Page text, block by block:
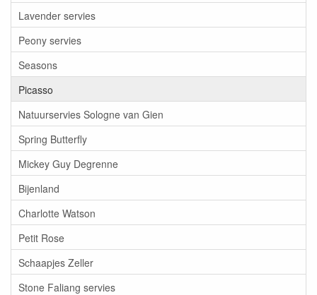
Lavender servies
Peony servies
Seasons
Picasso
Natuurservies Sologne van Gien
Spring Butterfly
Mickey Guy Degrenne
Bijenland
Charlotte Watson
Petit Rose
Schaapjes Zeller
Stone Faliang servies